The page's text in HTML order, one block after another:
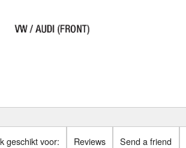
geschikt voor: Reviews Send a friend